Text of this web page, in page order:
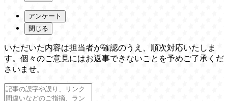
アンケート
閉じる
いただいた内容は担当者が確認のうえ、順次対応いたしま
す。個々のご意見にはお返事できないことを予めご了承くだ
さいませ。